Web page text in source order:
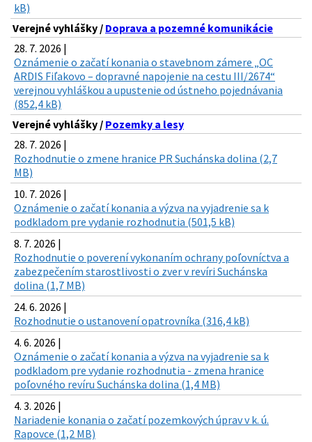
kB)
Verejné vyhlášky / Doprava a pozemné komunikácie
28. 7. 2026 |
Oznámenie o začatí konania o stavebnom zámere „OC
ARDIS Fiľakovo – dopravné napojenie na cestu III/2674“
verejnou vyhláškou a upustenie od ústneho pojednávania
(852,4 kB)
Verejné vyhlášky / Pozemky a lesy
28. 7. 2026 |
Rozhodnutie o zmene hranice PR Suchánska dolina (2,7
MB)
10. 7. 2026 |
Oznámenie o začatí konania a výzva na vyjadrenie sa k
podkladom pre vydanie rozhodnutia (501,5 kB)
8. 7. 2026 |
Rozhodnutie o poverení vykonaním ochrany poľovníctva a
zabezpečením starostlivosti o zver v revíri Suchánska
dolina (1,7 MB)
24. 6. 2026 |
Rozhodnutie o ustanovení opatrovníka (316,4 kB)
4. 6. 2026 |
Oznámenie o začatí konania a výzva na vyjadrenie sa k
podkladom pre vydanie rozhodnutia - zmena hranice
poľovného revíru Suchánska dolina (1,4 MB)
4. 3. 2026 |
Nariadenie konania o začatí pozemkových úprav v k. ú.
Rapovce (1,2 MB)